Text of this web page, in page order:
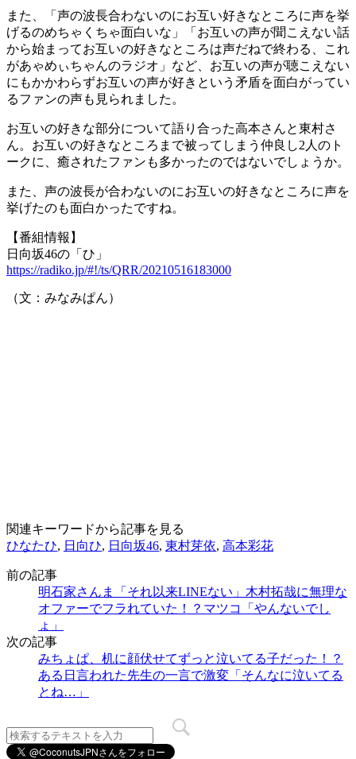
また、「声の波長合わないのにお互い好きなところに声を挙
げるのめちゃくちゃ面白いな」「お互いの声が聞こえない話
から始まってお互いの好きなところは声だねで終わる、これ
があゃめぃちゃんのラジオ」など、お互いの声が聴こえない
にもかかわらずお互いの声が好きという矛盾を面白がってい
るファンの声も見られました。
お互いの好きな部分について語り合った高本さんと東村さ
ん。お互いの好きなところまで被ってしまう仲良し2人のト
ークに、癒されたファンも多かったのではないでしょうか。
また、声の波長が合わないのにお互いの好きなところに声を
挙げたのも面白かったですね。
【番組情報】
日向坂46の「ひ」
https://radiko.jp/#!/ts/QRR/20210516183000
（文：みなみぱん）
関連キーワードから記事を見る
ひなたひ, 日向ひ, 日向坂46, 東村芽依, 高本彩花
前の記事
明石家さんま「それ以来LINEない」木村拓哉に無理な
オファーでフラれていた！？マツコ「やんないでし
ょ」
次の記事
みちょぱ、机に顔伏せてずっと泣いてる子だった！？
ある日言われた先生の一言で激変「そんなに泣いてる
とね…」